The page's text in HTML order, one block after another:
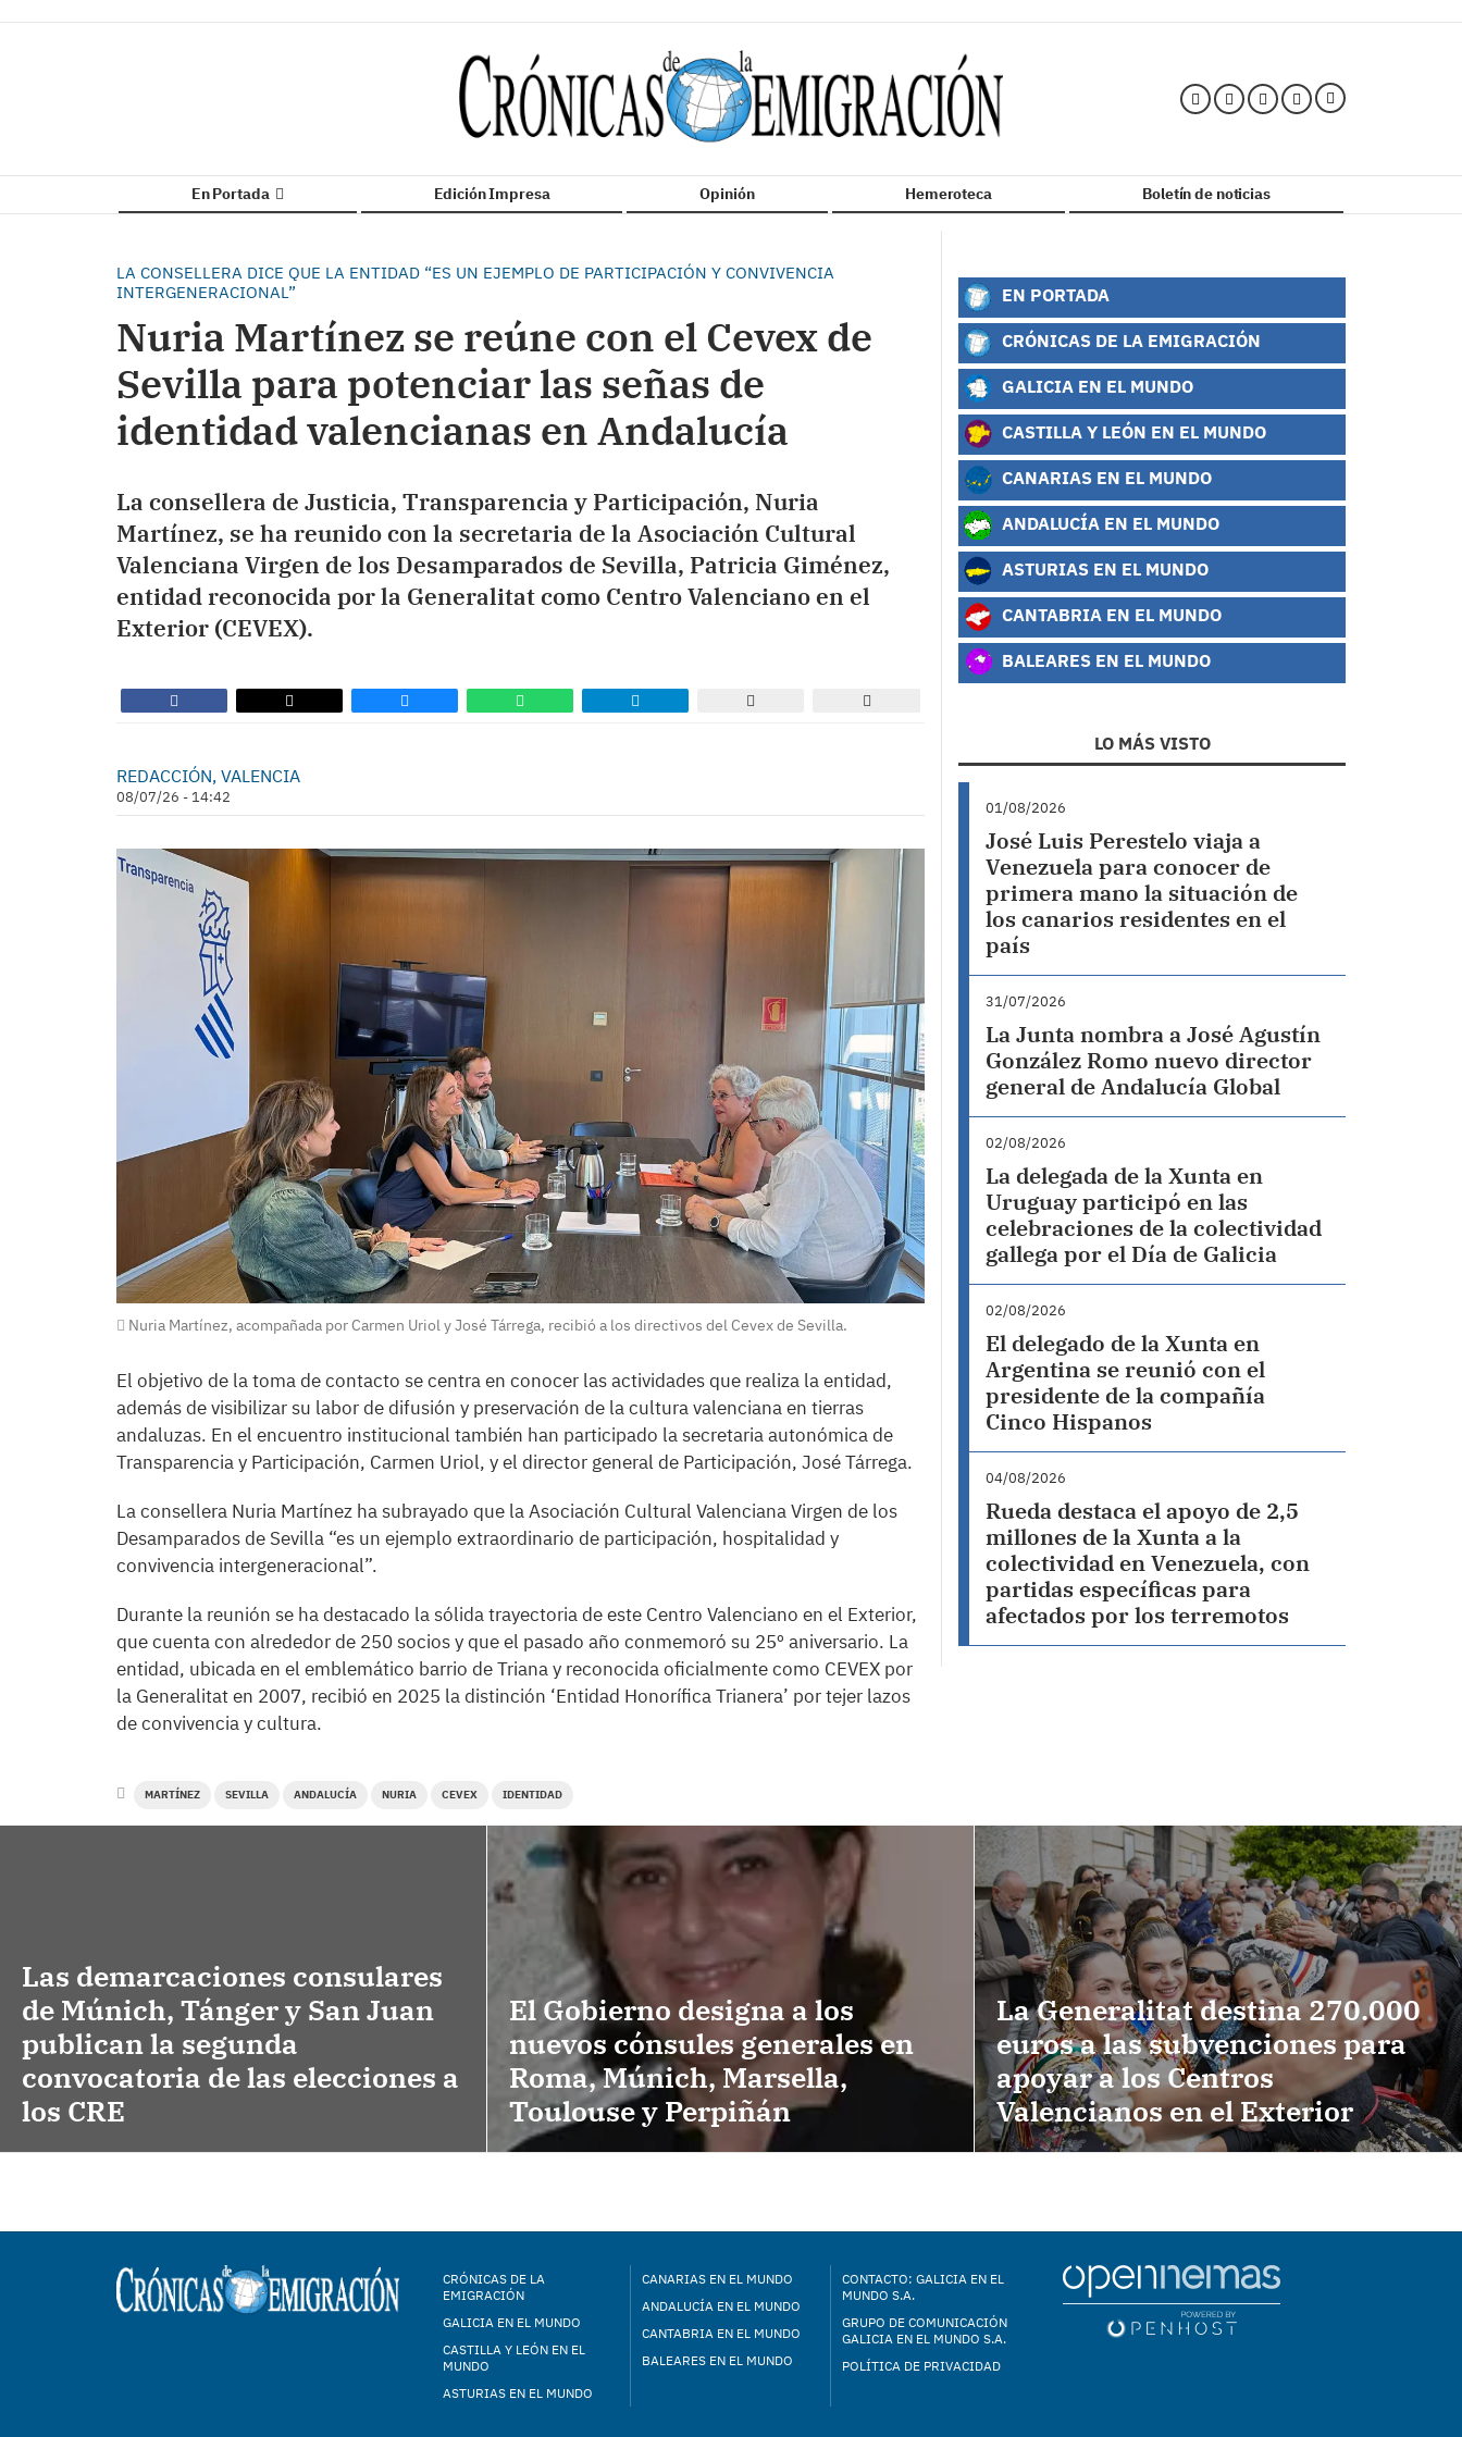
En Portada Edición Impresa Opinión Hemeroteca Boletín de noticias
LA CONSELLERA DICE QUE LA ENTIDAD “ES UN EJEMPLO DE PARTICIPACIÓN Y CONVIVENCIA
INTERGENERACIONAL”
Nuria Martínez se reúne con el Cevex de
Sevilla para potenciar las señas de
identidad valencianas en Andalucía
La consellera de Justicia, Transparencia y Participación, Nuria
Martínez, se ha reunido con la secretaria de la Asociación Cultural
Valenciana Virgen de los Desamparados de Sevilla, Patricia Giménez,
entidad reconocida por la Generalitat como Centro Valenciano en el
Exterior (CEVEX).
REDACCIÓN, VALENCIA
08/07/26 - 14:42
Nuria Martínez, acompañada por Carmen Uriol y José Tárrega, recibió a los directivos del Cevex de Sevilla.
El objetivo de la toma de contacto se centra en conocer las actividades que realiza la entidad,
además de visibilizar su labor de difusión y preservación de la cultura valenciana en tierras
andaluzas. En el encuentro institucional también han participado la secretaria autonómica de
Transparencia y Participación, Carmen Uriol, y el director general de Participación, José Tárrega.
La consellera Nuria Martínez ha subrayado que la Asociación Cultural Valenciana Virgen de los
Desamparados de Sevilla “es un ejemplo extraordinario de participación, hospitalidad y
convivencia intergeneracional”.
Durante la reunión se ha destacado la sólida trayectoria de este Centro Valenciano en el Exterior,
que cuenta con alrededor de 250 socios y que el pasado año conmemoró su 25º aniversario. La
entidad, ubicada en el emblemático barrio de Triana y reconocida oficialmente como CEVEX por
la Generalitat en 2007, recibió en 2025 la distinción ‘Entidad Honorífica Trianera’ por tejer lazos
de convivencia y cultura.
MARTÍNEZ SEVILLA ANDALUCÍA NURIA CEVEX IDENTIDAD
EN PORTADA
CRÓNICAS DE LA EMIGRACIÓN
GALICIA EN EL MUNDO
CASTILLA Y LEÓN EN EL MUNDO
CANARIAS EN EL MUNDO
ANDALUCÍA EN EL MUNDO
ASTURIAS EN EL MUNDO
CANTABRIA EN EL MUNDO
BALEARES EN EL MUNDO
LO MÁS VISTO
01/08/2026
José Luis Perestelo viaja a
Venezuela para conocer de
primera mano la situación de
los canarios residentes en el
país
31/07/2026
La Junta nombra a José Agustín
González Romo nuevo director
general de Andalucía Global
02/08/2026
La delegada de la Xunta en
Uruguay participó en las
celebraciones de la colectividad
gallega por el Día de Galicia
02/08/2026
El delegado de la Xunta en
Argentina se reunió con el
presidente de la compañía
Cinco Hispanos
04/08/2026
Rueda destaca el apoyo de 2,5
millones de la Xunta a la
colectividad en Venezuela, con
partidas específicas para
afectados por los terremotos
Las demarcaciones consulares
de Múnich, Tánger y San Juan
publican la segunda
convocatoria de las elecciones a
los CRE
El Gobierno designa a los
nuevos cónsules generales en
Roma, Múnich, Marsella,
Toulouse y Perpiñán
La Generalitat destina 270.000
euros a las subvenciones para
apoyar a los Centros
Valencianos en el Exterior
CRÓNICAS DE LA
EMIGRACIÓN
GALICIA EN EL MUNDO
CASTILLA Y LEÓN EN EL
MUNDO
ASTURIAS EN EL MUNDO
CANARIAS EN EL MUNDO
ANDALUCÍA EN EL MUNDO
CANTABRIA EN EL MUNDO
BALEARES EN EL MUNDO
CONTACTO: GALICIA EN EL
MUNDO S.A.
GRUPO DE COMUNICACIÓN
GALICIA EN EL MUNDO S.A.
POLÍTICA DE PRIVACIDAD